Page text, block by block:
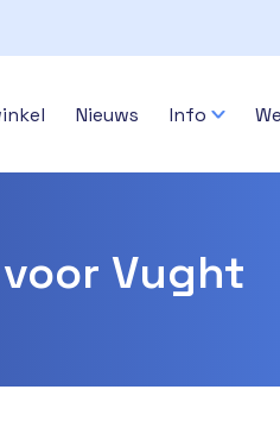
Nieuws Info
Vught